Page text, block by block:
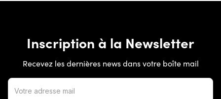
Inscription à la Newsletter
Recevez les dernières news dans votre boîte mail